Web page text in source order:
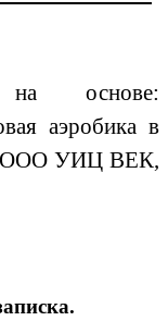
на основе:
аэробика в
ООО УИЦ ВЕК,